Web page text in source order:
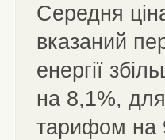
Середня
вказаний
енергії
на 8,1%,
тарифом на